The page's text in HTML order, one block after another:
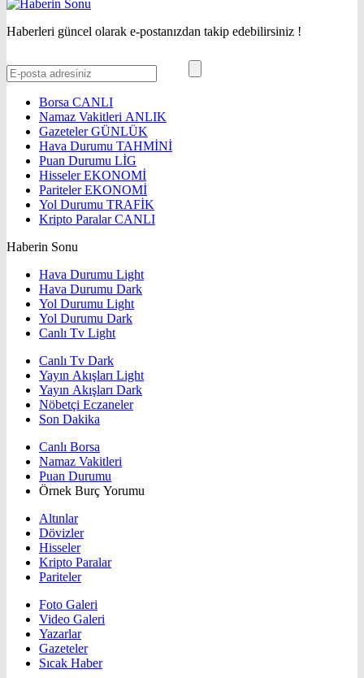
Haberleri güncel olarak e-postanızdan takip edebilirsiniz !
Borsa CANLI
Namaz Vakitleri ANLIK
GazetelerGÜNLÜK
Hava Durumu TAHMİNİ
Puan Durumu LİG
HisselerEKONOMİ
ParitelerEKONOMİ
Yol Durumu TRAFİK
Kripto ParalarCANLI
Haberin Sonu
Hava Durumu Light
Hava Durumu Dark
Yol Durumu Light
Yol Durumu Dark
Canlı Tv Light
Canlı Tv Dark
Yayın Akışları Light
Yayın Akışları Dark
Nöbetçi Eczaneler
Son Dakika
Canlı Borsa
Namaz Vakitleri
Puan Durumu
Örnek Burç Yorumu
Altınlar
Dövizler
Hisseler
Kripto Paralar
Pariteler
Foto Galeri
Video Galeri
Yazarlar
Gazeteler
Sıcak Haber